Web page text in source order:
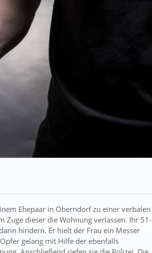
Ehepaar in Oberndorf zu einer verbalen
Zuge dieser die Wohnung verlassen. Ihr 51-
hindern. Er hielt der Frau ein Messer
gelang mit Hilfe der ebenfalls